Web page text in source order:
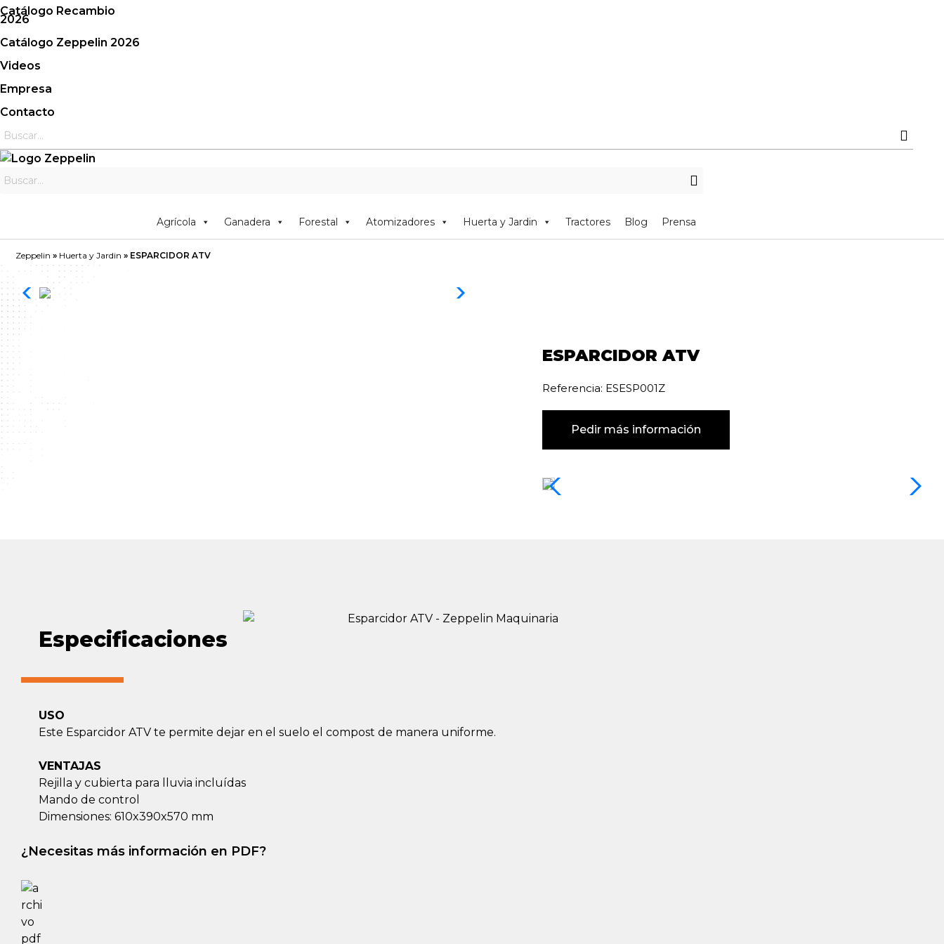
Saltar
al
contenido
Catálogo Recambio
2026
Catálogo Zeppelin 2026
Videos
Empresa
Contacto
Agrícola Ganadera Forestal Atomizadores Huerta y Jardin Tractores Blog Prensa
Zeppelin » Huerta y Jardin » ESPARCIDOR ATV
ESPARCIDOR ATV
Referencia: ESESP001Z
Pedir más información
Especificaciones
USO
Este Esparcidor ATV te permite dejar en el suelo el compost de manera uniforme.
VENTAJAS
Rejilla y cubierta para lluvia incluídas
Mando de control
Dimensiones: 610x390x570 mm
¿Necesitas más información en PDF?